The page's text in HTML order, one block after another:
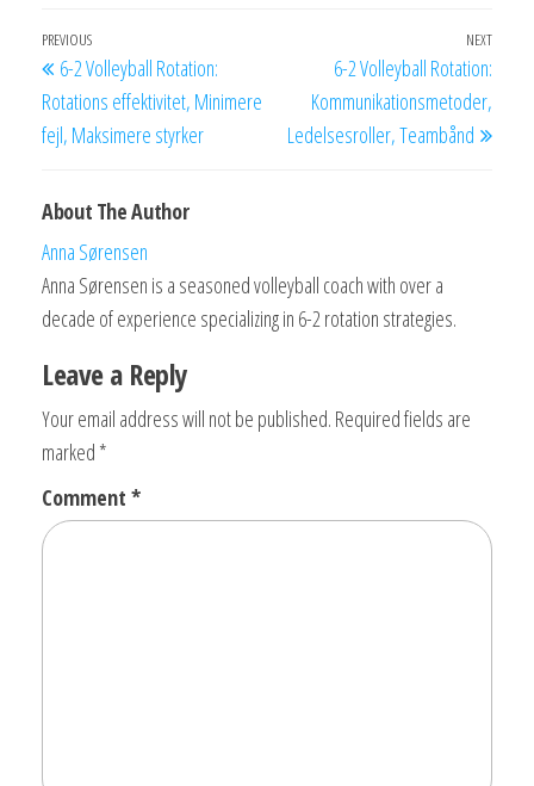
Post
navigation
Previous
Post
PREVIOUS
6-2 Volleyball Rotation:
Rotations effektivitet, Minimere
fejl, Maksimere styrker
Next
NEXT
6-2 Volleyball Rotation:
Kommunikationsmetoder,
Ledelsesroller, Teambånd
About The Author
Anna Sørensen
Anna Sørensen is a seasoned volleyball coach with over a
decade of experience specializing in 6-2 rotation strategies.
Leave a Reply
Your email address will not be published. Required fields are
marked *
Comment *